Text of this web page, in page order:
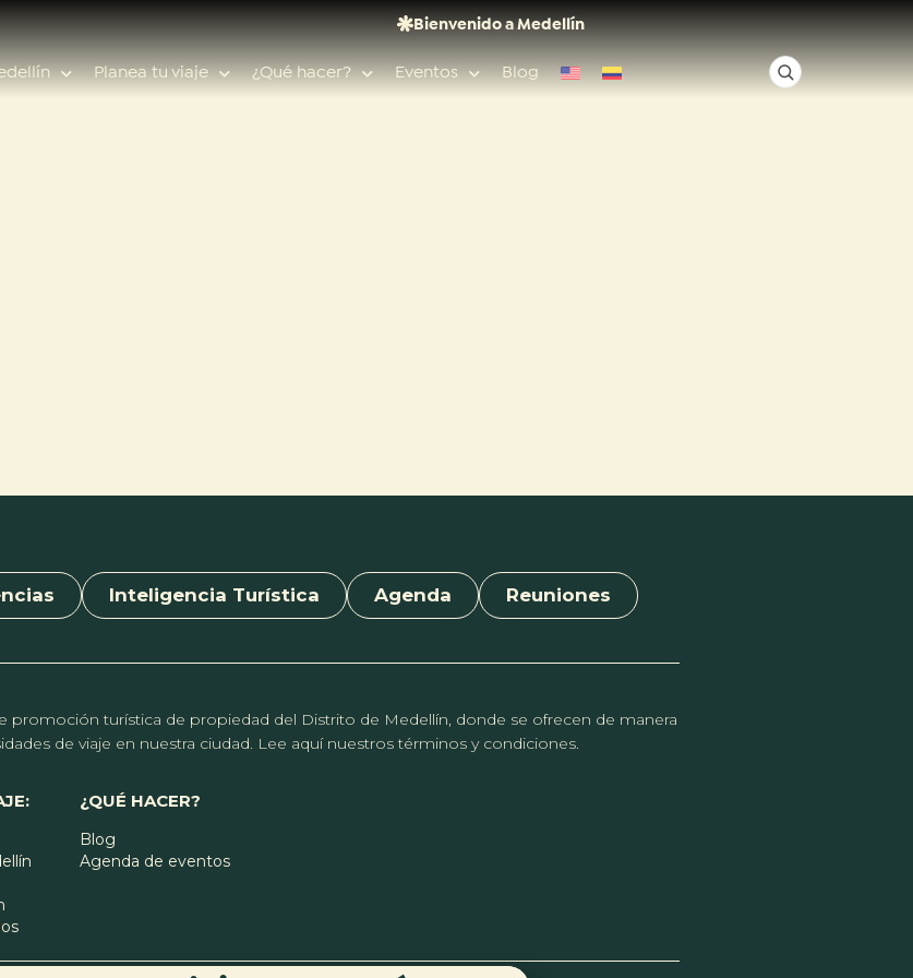
Bienvenido a Medellín
Planea tu viaje ¿Qué hacer? Eventos Blog
Inteligencia Turística Agenda Reuniones
promoción turística de propiedad del Distrito de Medellín, donde se ofrecen de manera
de viaje en nuestra ciudad. Lee aquí nuestros términos y condiciones.
¿QUÉ HACER?
Blog
Agenda de eventos